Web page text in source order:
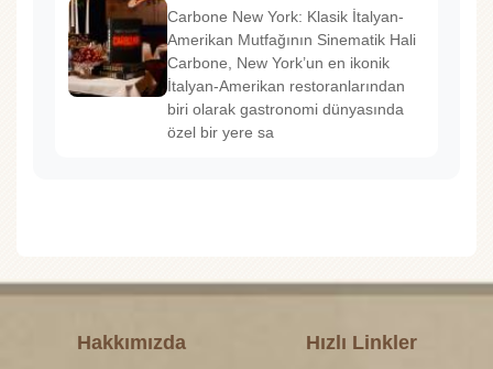
Carbone New York: Klasik İtalyan-
Amerikan Mutfağının Sinematik Hali
Carbone, New York’un en ikonik
İtalyan-Amerikan restoranlarından
biri olarak gastronomi dünyasında
özel bir yere sa
Hakkımızda Hızlı Linkler